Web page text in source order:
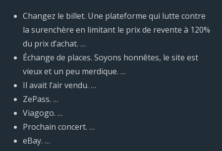
Changez le billet. Une plateforme qui lutte contre
la surenchère en limitant le prix de revente à 120%
du prix d’achat. …
Échange de places. Soyons honnêtes, le site est
vieux et un peu merdique. …
Il avait l’air vendu. …
ZePass. …
Viagogo. …
Prochain concert. …
eBay. …